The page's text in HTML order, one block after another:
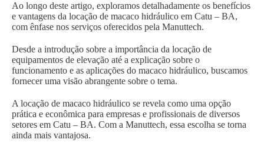
Ao longo deste artigo, exploramos detalhadamente os benefícios
e vantagens da locação de macaco hidráulico em Catu – BA,
com ênfase nos serviços oferecidos pela Manuttech.
Desde a introdução sobre a importância da locação de
equipamentos de elevação até a explicação sobre o
funcionamento e as aplicações do macaco hidráulico, buscamos
fornecer uma visão abrangente sobre o tema.
A locação de macaco hidráulico se revela como uma opção
prática e econômica para empresas e profissionais de diversos
setores em Catu – BA. Com a Manuttech, essa escolha se torna
ainda mais vantajosa.